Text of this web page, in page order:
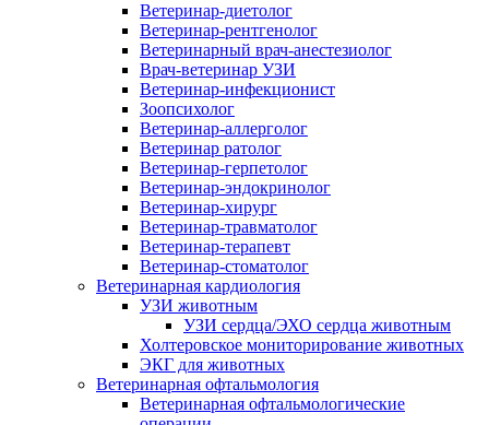
Ветеринар-диетолог
Ветеринар-рентгенолог
Ветеринарный врач-анестезиолог
Врач-ветеринар УЗИ
Ветеринар-инфекционист
Зоопсихолог
Ветеринар-аллерголог
Ветеринар ратолог
Ветеринар-герпетолог
Ветеринар-эндокринолог
Ветеринар-хирург
Ветеринар-травматолог
Ветеринар-терапевт
Ветеринар-стоматолог
Ветеринарная кардиология
УЗИ животным
УЗИ сердца/ЭХО сердца животным
Холтеровское мониторирование животных
ЭКГ для животных
Ветеринарная офтальмология
Ветеринарная офтальмологические